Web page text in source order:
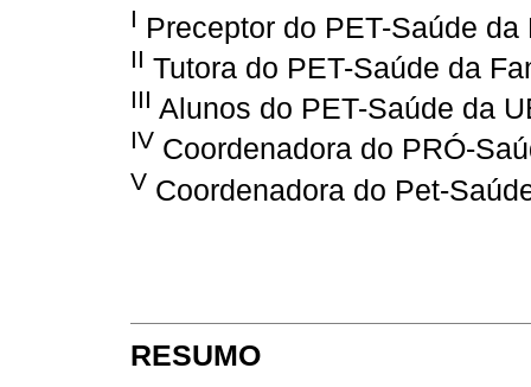
I Preceptor do PET-Saúde
II Tutora do PET-Saúde da
III Alunos do PET-Saúde da
IV Coordenadora do PRÓ-
V Coordenadora do Pet-
RESUMO